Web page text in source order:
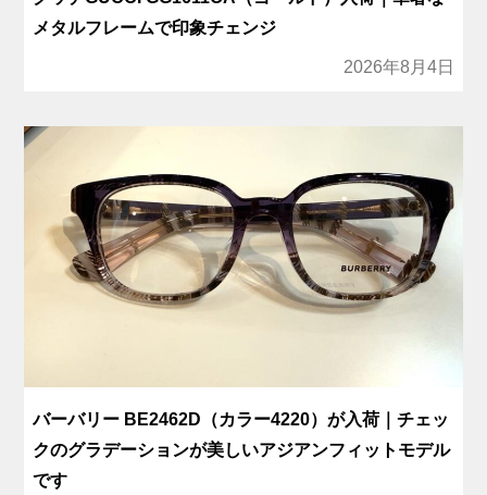
メタルフレームで印象チェンジ
2026年8月4日
バーバリー BE2462D（カラー4220）が入荷｜チェッ
クのグラデーションが美しいアジアンフィットモデル
です